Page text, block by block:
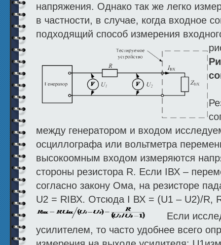
напряжения. Однако так же легко
в частности, в случае, когда входное
подходящий способ измерения
между генератором и входом
осциллографа или вольтметра
высокоомным входом измеряются
стороны резистора R. Если IВХ –
согласно закону Ома, на резисторе
U2 = RIВХ. Отсюда I ВХ = (U1 – U2)/R,
Если
усилителем, то часто удобнее всего